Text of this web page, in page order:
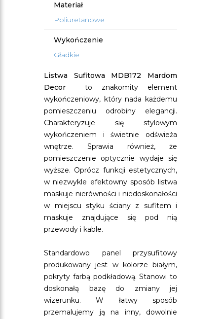
Materiał
Poliuretanowe
Wykończenie
Gładkie
Listwa Sufitowa MDB172 Mardom
Decor to znakomity element
wykończeniowy, który nada każdemu
pomieszczeniu odrobiny elegancji.
Charakteryzuje się stylowym
wykończeniem i świetnie odświeża
wnętrze. Sprawia również, że
pomieszczenie optycznie wydaje się
wyższe. Oprócz funkcji estetycznych,
w niezwykle efektowny sposób listwa
maskuje nierówności i niedoskonałości
w miejscu styku ściany z sufitem i
maskuje znajdujące się pod nią
przewody i kable.
Standardowo panel przysufitowy
produkowany jest w kolorze białym,
pokryty farbą podkładową. Stanowi to
doskonałą bazę do zmiany jej
wizerunku. W łatwy sposób
przemalujemy ją na inny, dowolnie